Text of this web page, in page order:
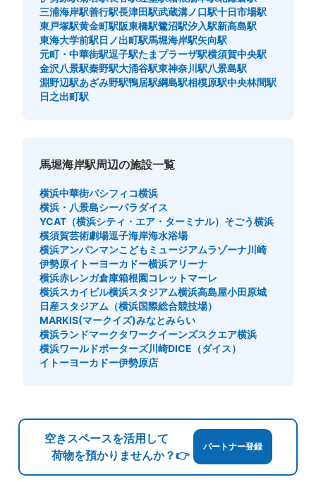
三浦海岸駅善行駅長津田駅武蔵溝ノ口駅十日市場駅
東戸塚駅黄金町駅阪東橋駅鷺沼駅汐入駅新高島駅
東海大学前駅日ノ出町駅馬堀海岸駅矢向駅
元町・中華街駅逗子駅たまプラーザ駅横須賀中央駅
金沢八景駅秦野駅大涌谷駅東神奈川駅八景島駅
淵野辺駅あざみ野駅鴨居駅綱島駅相模原駅中央林間駅
日之出町駅
馬堀海岸駅周辺の施設一覧
横浜中華街パシフィコ横浜
横浜・八景島シーパラダイス
YCAT（横浜シティ・エア・ターミナル） そごう横浜
横須賀芸術劇場逗子海岸海水浴場
横浜アンパンマンこどもミュージアムラゾーナ川崎
伊勢原イトーヨーカドー横浜アリーナ
横浜赤レンガ倉庫箱根園コレットマーレ
横浜スカイビル横浜スタジアム横浜高島屋小田原城
日産スタジアム（横浜国際総合競技場）
MARKIS(マークイズ)みなとみらい
横浜ランドマークタワークイーンズスクエア横浜
横浜ワールドポーターズ川崎DICE（ダイス）
イトーヨーカドー伊勢原店
空きスペースを活用して
荷物を預かりませんか？👉
パートナー登録